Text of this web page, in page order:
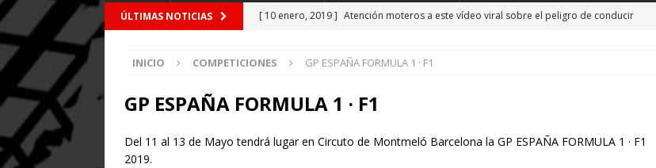
ÚLTIMAS NOTICIAS [ 10 enero, 2019 ] Atención moteros a este vídeo viral sobre el peligro de conducir
[ 26 febrero, 2018 ] Primer día de tests en Montmeló Temporada 2018
[ 9 enero, 2018 ]
Accidente de Nani Roma en el Dakar 2018
INICIO COMPETICIONES GP ESPAÑA FORMULA 1 · F1
GP ESPAÑA FORMULA 1 · F1
Del 11 al 13 de Mayo tendrá lugar en Circuto de Montmeló Barcelona la GP ESPAÑA FORMULA 1 · F1
2019.